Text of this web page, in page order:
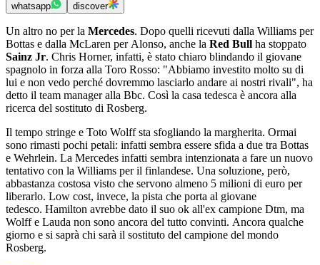
whatsapp discover
Un altro no per la Mercedes. Dopo quelli ricevuti dalla Williams per
Bottas e dalla McLaren per Alonso, anche la Red Bull ha stoppato
Sainz Jr. Chris Horner, infatti, è stato chiaro blindando il giovane
spagnolo in forza alla Toro Rosso: "Abbiamo investito molto su di
lui e non vedo perché dovremmo lasciarlo andare ai nostri rivali", ha
detto il team manager alla Bbc. Così la casa tedesca è ancora alla
ricerca del sostituto di Rosberg.
Il tempo stringe e Toto Wolff sta sfogliando la margherita. Ormai
sono rimasti pochi petali: infatti sembra essere sfida a due tra Bottas
e Wehrlein. La Mercedes infatti sembra intenzionata a fare un nuovo
tentativo con la Williams per il finlandese. Una soluzione, però,
abbastanza costosa visto che servono almeno 5 milioni di euro per
liberarlo. Low cost, invece, la pista che porta al giovane
tedesco. Hamilton avrebbe dato il suo ok all'ex campione Dtm, ma
Wolff e Lauda non sono ancora del tutto convinti. Ancora qualche
giorno e si saprà chi sarà il sostituto del campione del mondo
Rosberg.